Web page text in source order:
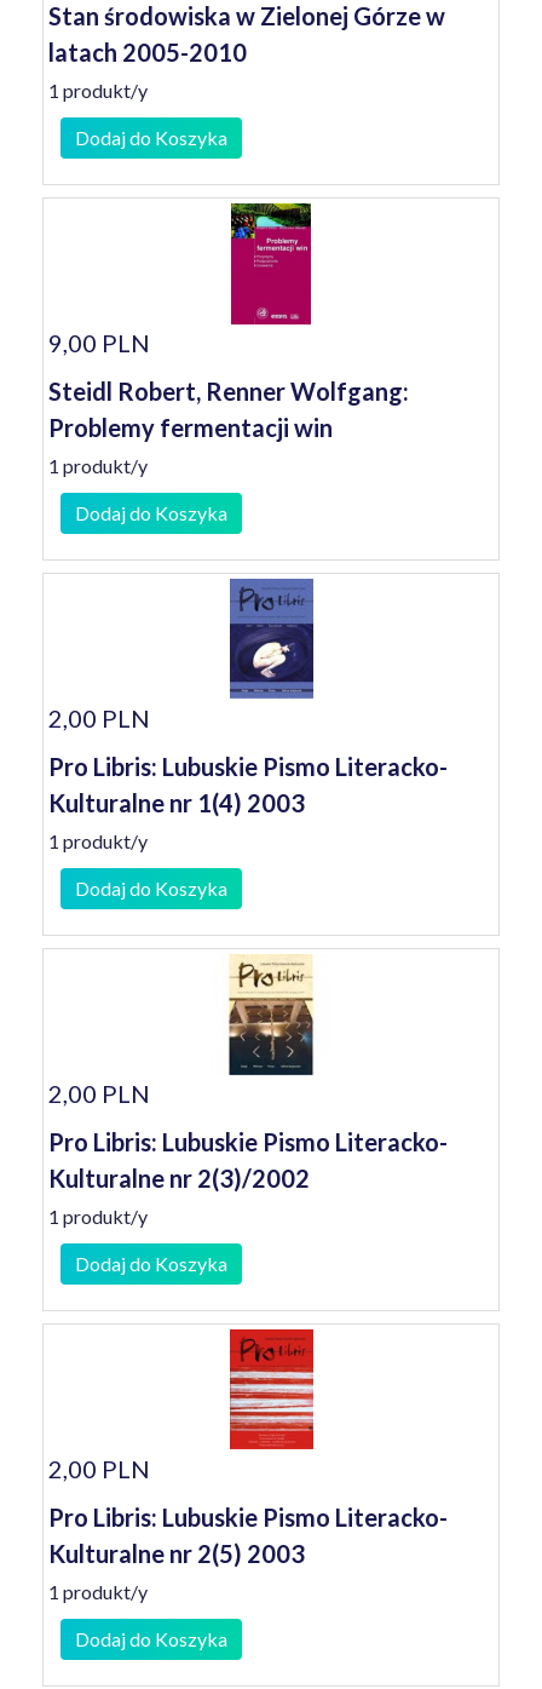
Stan środowiska w Zielonej Górze w
latach 2005-2010
1 produkt/y
Dodaj do Koszyka
9,00 PLN
Steidl Robert, Renner Wolfgang:
Problemy fermentacji win
1 produkt/y
Dodaj do Koszyka
2,00 PLN
Pro Libris: Lubuskie Pismo Literacko-
Kulturalne nr 1(4) 2003
1 produkt/y
Dodaj do Koszyka
2,00 PLN
Pro Libris: Lubuskie Pismo Literacko-
Kulturalne nr 2(3)/2002
1 produkt/y
Dodaj do Koszyka
2,00 PLN
Pro Libris: Lubuskie Pismo Literacko-
Kulturalne nr 2(5) 2003
1 produkt/y
Dodaj do Koszyka